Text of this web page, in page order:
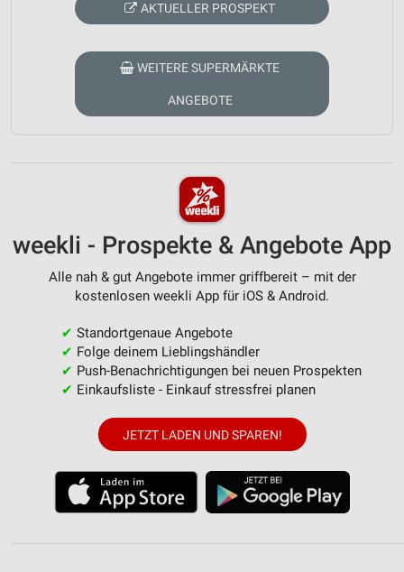
AKTUELLER PROSPEKT
WEITERE SUPERMÄRKTE
ANGEBOTE
weekli - Prospekte & Angebote App
Alle nah & gut Angebote immer griffbereit – mit der
kostenlosen weekli App für iOS & Android.
✔ Standortgenaue Angebote
✔ Folge deinem Lieblingshändler
✔ Push-Benachrichtigungen bei neuen Prospekten
✔ Einkaufsliste - Einkauf stressfrei planen
JETZT LADEN UND SPAREN!